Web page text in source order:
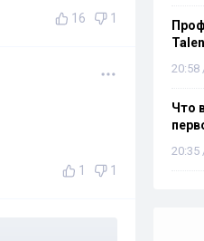
16 1
1 1
20:58
Что
20:35